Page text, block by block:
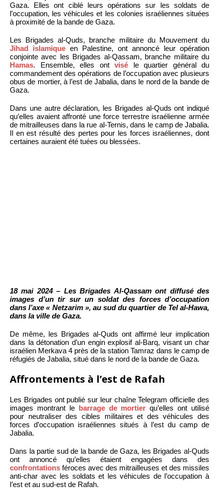
Gaza. Elles ont ciblé leurs opérations sur les soldats de
l’occupation, les véhicules et les colonies israéliennes situées
à proximité de la bande de Gaza.
Les Brigades al-Quds, branche militaire du Mouvement du
Jihad islamique en Palestine, ont annoncé leur opération
conjointe avec les Brigades al-Qassam, branche militaire du
Hamas. Ensemble, elles ont visé le quartier général du
commandement des opérations de l’occupation avec plusieurs
obus de mortier, à l’est de Jabalia, dans le nord de la bande de
Gaza.
Dans une autre déclaration, les Brigades al-Quds ont indiqué
qu’elles avaient affronté une force terrestre israélienne armée
de mitrailleuses dans la rue al-Ternis, dans le camp de Jabalia.
Il en est résulté des pertes pour les forces israéliennes, dont
certaines auraient été tuées ou blessées.
18 mai 2024 – Les Brigades Al-Qassam ont diffusé des
images d’un tir sur un soldat des forces d’occupation
dans l’axe « Netzarim », au sud du quartier de Tel al-Hawa,
dans la ville de Gaza.
De même, les Brigades al-Quds ont affirmé leur implication
dans la détonation d’un engin explosif al-Barq, visant un char
israélien Merkava 4 près de la station Tamraz dans le camp de
réfugiés de Jabalia, situé dans le nord de la bande de Gaza.
Affrontements à l’est de Rafah
Les Brigades ont publié sur leur chaîne Telegram officielle des
images montrant le barrage de mortier qu’elles ont utilisé
pour neutraliser des cibles militaires et des véhicules des
forces d’occupation israéliennes situés à l’est du camp de
Jabalia.
Dans la partie sud de la bande de Gaza, les Brigades al-Quds
ont annoncé qu’elles étaient engagées dans des
confrontations féroces avec des mitrailleuses et des missiles
anti-char avec les soldats et les véhicules de l’occupation à
l’est et au sud-est de Rafah.